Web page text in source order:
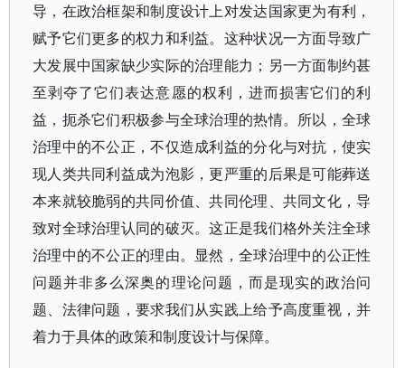
导，在政治框架和制度设计上对发达国家更为有利，
赋予它们更多的权力和利益。这种状况一方面导致广
大发展中国家缺少实际的治理能力；另一方面制约甚
至剥夺了它们表达意愿的权利，进而损害它们的利
益，扼杀它们积极参与全球治理的热情。所以，全球
治理中的不公正，不仅造成利益的分化与对抗，使实
现人类共同利益成为泡影，更严重的后果是可能葬送
本来就较脆弱的共同价值、共同伦理、共同文化，导
致对全球治理认同的破灭。这正是我们格外关注全球
治理中的不公正的理由。显然，全球治理中的公正性
问题并非多么深奥的理论问题，而是现实的政治问
题、法律问题，要求我们从实践上给予高度重视，并
着力于具体的政策和制度设计与保障。